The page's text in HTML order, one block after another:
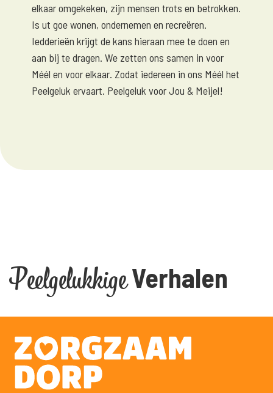
elkaar omgekeken, zijn mensen trots en betrokken.
Is ut goe wonen, ondernemen en recreëren.
Iedderieën krijgt de kans hieraan mee te doen en
aan bij te dragen. We zetten ons samen in voor
Méél en voor elkaar. Zodat iedereen in ons Méél het
Peelgeluk ervaart. Peelgeluk voor Jou & Meijel!
PeelgelukkigeVerhalen